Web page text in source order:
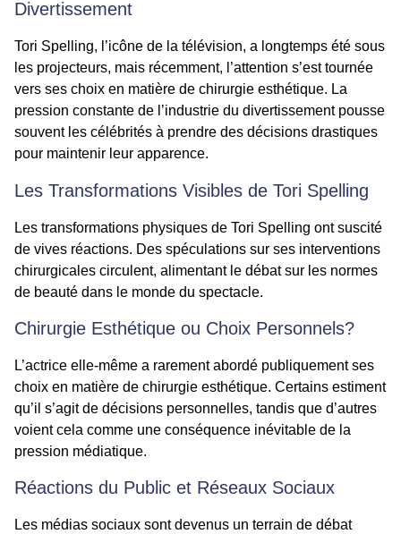
Divertissement
Tori Spelling, l’icône de la télévision, a longtemps été sous
les projecteurs, mais récemment, l’attention s’est tournée
vers ses choix en matière de chirurgie esthétique. La
pression constante de l’industrie du divertissement pousse
souvent les célébrités à prendre des décisions drastiques
pour maintenir leur apparence.
Les Transformations Visibles de Tori Spelling
Les transformations physiques de Tori Spelling ont suscité
de vives réactions. Des spéculations sur ses interventions
chirurgicales circulent, alimentant le débat sur les normes
de beauté dans le monde du spectacle.
Chirurgie Esthétique ou Choix Personnels?
L’actrice elle-même a rarement abordé publiquement ses
choix en matière de chirurgie esthétique. Certains estiment
qu’il s’agit de décisions personnelles, tandis que d’autres
voient cela comme une conséquence inévitable de la
pression médiatique.
Réactions du Public et Réseaux Sociaux
Les médias sociaux sont devenus un terrain de débat